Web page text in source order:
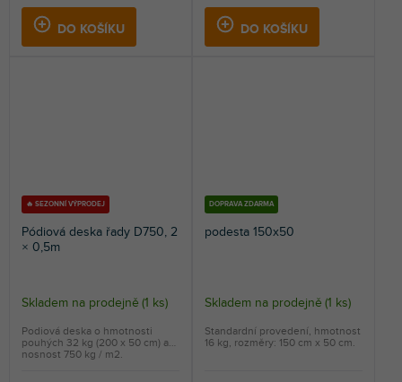
DO KOŠÍKU DO KOŠÍKU
🔥 SEZONNÍ VÝPRODEJ
Pódiová deska řady D750, 2
× 0,5m
Skladem na prodejně (1 ks)
Podiová deska o hmotnosti
pouhých 32 kg (200 x 50 cm) a
nosnost 750 kg / m2.
DOPRAVA ZDARMA
podesta 150x50
Skladem na prodejně (1 ks)
Standardní provedení, hmotnost
16 kg, rozměry: 150 cm x 50 cm.